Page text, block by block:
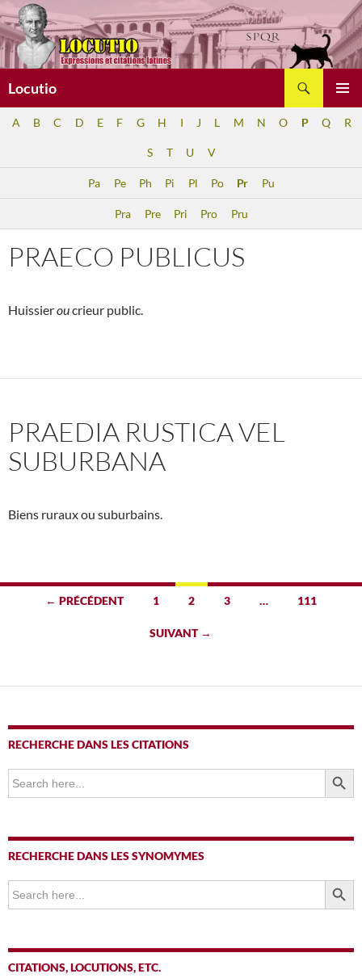
Aller
au
contenu
Locutio
A B C D E F G H I J L M N O P Q R
S T U V
Pa Pe Ph Pi Pl Po Pr Pu
Pra Pre Pri Pro Pru
PRAECO PUBLICUS
Huissieroucrieur public.
PRAEDIA RUSTICA VEL
SUBURBANA
Biens ruraux ou suburbains.
Navigation
← PRÉCÉDENT 1 2 3 … 111
SUIVANT →
RECHERCHE DANS LES CITATIONS
Search
for:
SEARCH
RECHERCHE DANS LES SYNOMYMES
Search
for:
SEARCH
CITATIONS, LOCUTIONS, ETC.